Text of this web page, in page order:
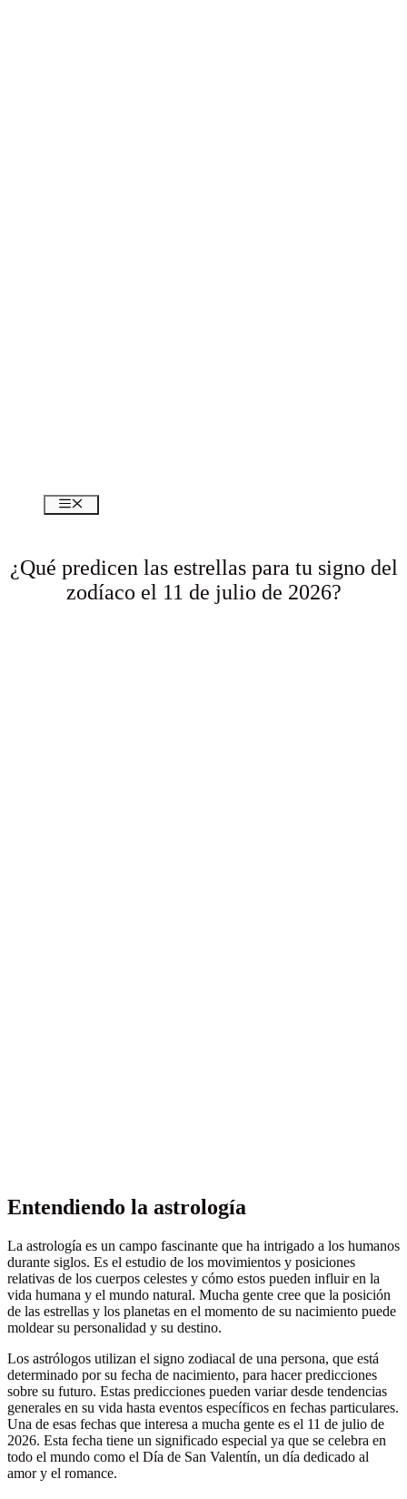
Menú
¿Qué predicen las estrellas para tu signo del
zodíaco el 11 de julio de 2026?
Entendiendo la astrología
La astrología es un campo fascinante que ha intrigado a los humanos
durante siglos. Es el estudio de los movimientos y posiciones
relativas de los cuerpos celestes y cómo estos pueden influir en la
vida humana y el mundo natural. Mucha gente cree que la posición
de las estrellas y los planetas en el momento de su nacimiento puede
moldear su personalidad y su destino.
Los astrólogos utilizan el signo zodiacal de una persona, que está
determinado por su fecha de nacimiento, para hacer predicciones
sobre su futuro. Estas predicciones pueden variar desde tendencias
generales en su vida hasta eventos específicos en fechas particulares.
Una de esas fechas que interesa a mucha gente es el 11 de julio de
2026. Esta fecha tiene un significado especial ya que se celebra en
todo el mundo como el Día de San Valentín, un día dedicado al
amor y el romance.